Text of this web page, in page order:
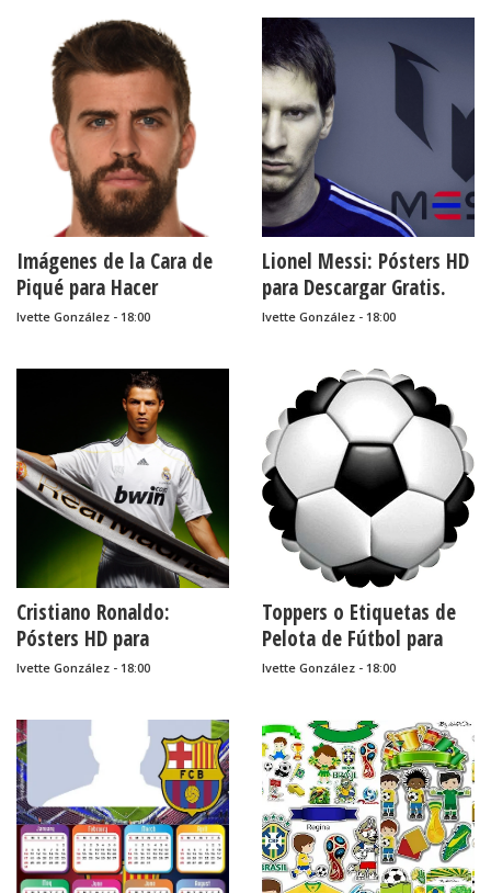
Imágenes de la Cara de
Piqué para Hacer
Máscaras, para
Ivette González - 18:00
Lionel Messi: Pósters HD
para Descargar Gratis.
Ivette González - 18:00
Cristiano Ronaldo:
Pósters HD para
Descargar Gratis.
Ivette González - 18:00
Toppers o Etiquetas de
Pelota de Fútbol para
Imprimir Gratis.
Ivette González - 18:00